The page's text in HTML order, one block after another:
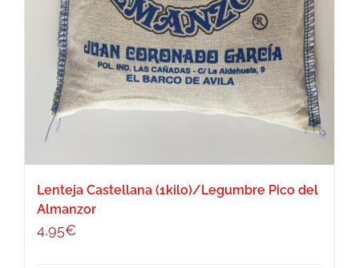
Lenteja Castellana (1kilo)/Legumbre Pico del
Almanzor
4,95€